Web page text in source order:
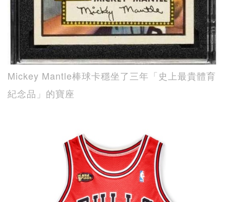
Mickey Mantle棒球卡穩坐了三年「史上最貴體育
紀念品」的寶座